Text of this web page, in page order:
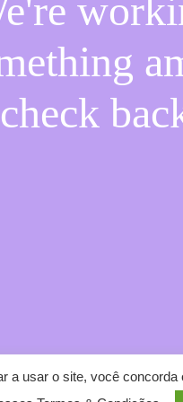
a usar o site, você